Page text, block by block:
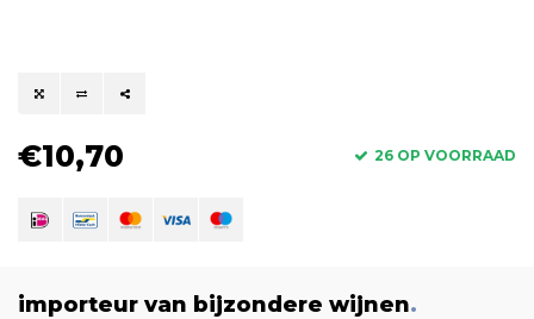
€10,70 26 OP VOORRAAD
importeur van bijzondere wijnen.